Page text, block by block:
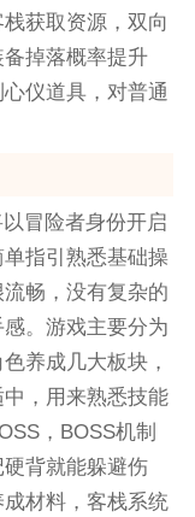
获取资源，双向
掉落概率提升
仪道具，对普通
冒险者身份开启
指引熟悉基础操
畅，没有复杂的
。游戏主要分为
养成几大板块，
，用来熟悉技能
，BOSS机制
背就能躲避伤
材料，客栈系统